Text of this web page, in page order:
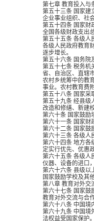
第七章 教育投入与
第五十三条 国家建
企业事业组织、社
第五十四条 国家财
全国各级财政支出
第五十五条 各级人
各级人民政府教育
逐步增长。
第五十六条 国务院
第五十七条 税务机
省、自治区、直辖
农村乡统筹中的教
事业。农村教育费
第五十八条 国家采
第五十九条 经县级
改造和修缮、新建
第六十条 国家鼓励
第六十一条 国家财
第六十二条 国家鼓
第六十三条 各级人
第六十四条 地方各
定实行优先、优惠政
第六十五条 各级人
仪器、设备的进口
第六十六条 县级以
国家鼓励学校及其
第八章 教育对外交
第六十七条 国家鼓
教育对外交流与合
第六十八条 中国境
第六十九条 中国境
法权益受国家保护。